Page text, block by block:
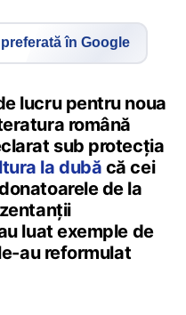
în Google
lucru pentru noua
română
sub protecția
la dubă că cei
de la
luat exemple de
au reformulat